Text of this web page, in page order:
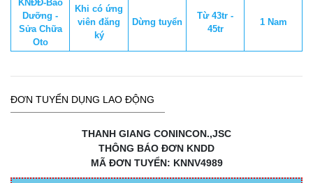
KNĐĐ-Bảo
Dưỡng -
Sửa Chữa
Oto
Khi có ứng
viên đăng
ký
Dừng tuyển
Từ 43tr -
45tr
1 Nam
ĐƠN TUYỂN DỤNG LAO ĐỘNG
THANH GIANG CONINCON.,JSC
THÔNG BÁO ĐƠN KNDD
MÃ ĐƠN TUYỂN: KNNV4989